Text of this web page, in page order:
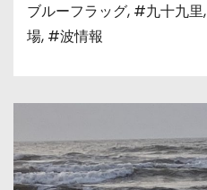
ブルーフラッグ, #九十九里,
場, #波情報